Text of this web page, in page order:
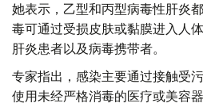
她表示，乙型和丙型病毒性肝炎
毒可通过受损皮肤或黏膜进入人
肝炎患者以及病毒携带者。
专家指出，感染主要通过接触受
使用未经严格消毒的医疗或美容